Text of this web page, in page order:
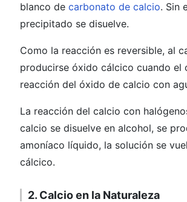
blanco de carbonato de calcio. Sin
precipitado se disuelve.
Como la reacción es reversible, al
producirse óxido cálcico cuando el
reacción del óxido de calcio con
La reacción del calcio con
calcio se disuelve en alcohol, se
amoníaco líquido, la solución se
cálcico.
2. Calcio en la Naturaleza